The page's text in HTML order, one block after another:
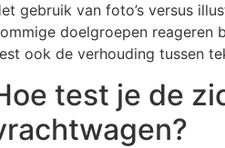
gebruik van foto’s versus
doelgroepen
ook de verhouding tussen
test je de